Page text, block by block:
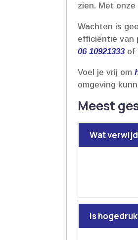
zien.​ Met
Wachten is
efficiëntie van
06 10921333of
Voel je vrij om
omgeving
Meest
Wat
Is